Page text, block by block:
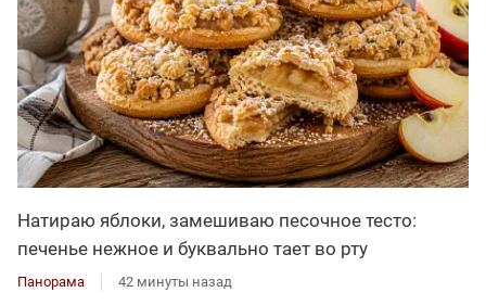
Натираю яблоки, замешиваю песочное тесто:
печенье нежное и буквально тает во рту
Панорама 42 минуты назад